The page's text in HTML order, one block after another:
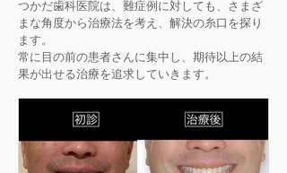
つかだ歯科医院は、難症例に対しても、さまざ
まな角度から治療法を考え、解決の糸口を探り
ます。
常に目の前の患者さんに集中し、期待以上の結
果が出せる治療を追求していきます。